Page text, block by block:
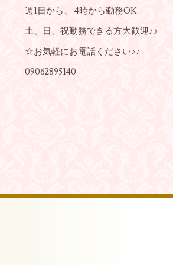
週1日から、 4時から勤務OK
土、日、祝勤務できる方大歓迎♪♪
☆お気軽にお電話ください♪♪
09062895140